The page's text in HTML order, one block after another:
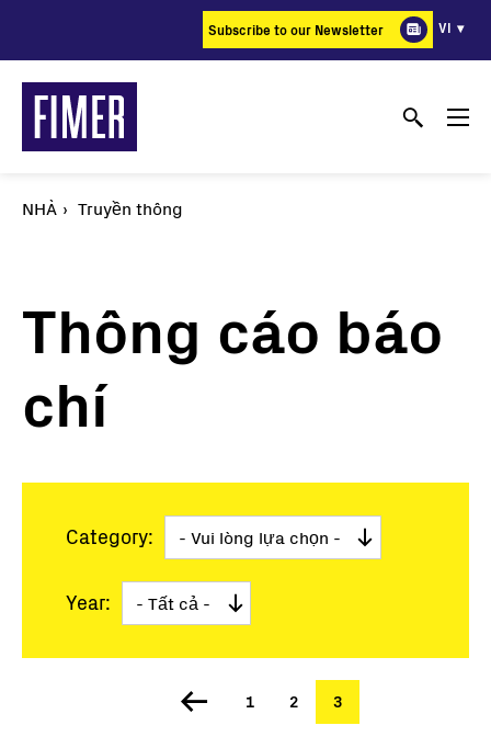
dung
Subscribe to our Newsletter VI
NHÀ Truyền thông
Thông cáo báo
chí
Category:
Year:
Trang
1 Trang
2 Trang
3